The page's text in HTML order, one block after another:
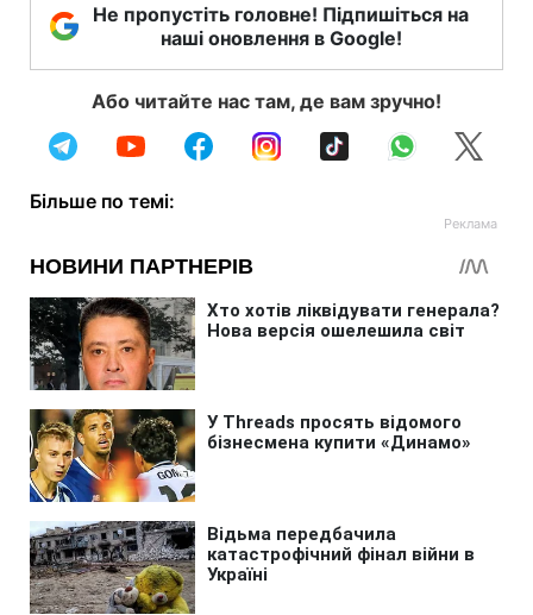
Не пропустіть головне! Підпишіться на
наші оновлення в Google!
Або читайте нас там, де вам зручно!
Більше по темі: